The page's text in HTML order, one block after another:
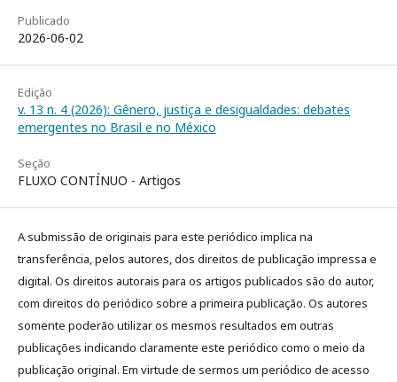
Publicado
2026-06-02
Edição
v. 13 n. 4 (2026): Gênero, justiça e desigualdades: debates
emergentes no Brasil e no México
Seção
FLUXO CONTÍNUO - Artigos
A submissão de originais para este periódico implica na
transferência, pelos autores, dos direitos de publicação impressa e
digital. Os direitos autorais para os artigos publicados são do autor,
com direitos do periódico sobre a primeira publicação. Os autores
somente poderão utilizar os mesmos resultados em outras
publicações indicando claramente este periódico como o meio da
publicação original. Em virtude de sermos um periódico de acesso